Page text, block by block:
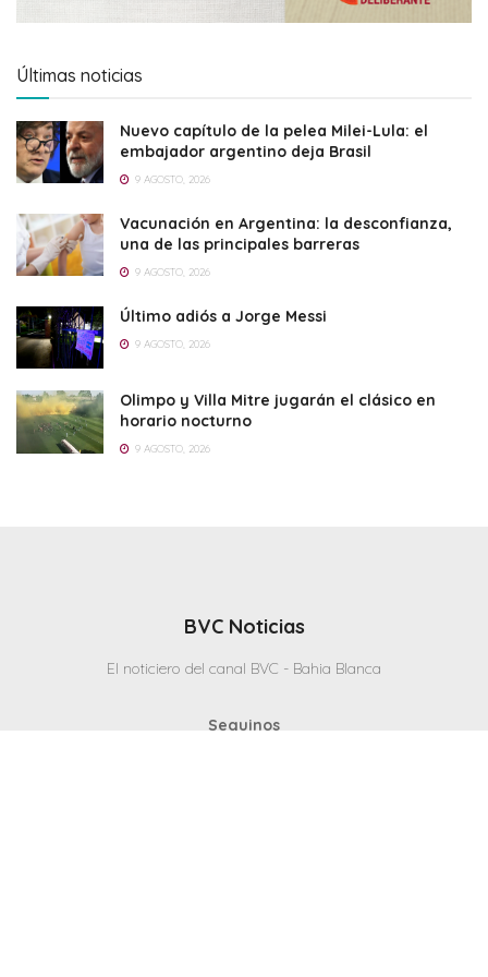
Últimas noticias
Nuevo capítulo de la pelea Milei-Lula: el
embajador argentino deja Brasil
9 AGOSTO, 2026
Vacunación en Argentina: la desconfianza,
una de las principales barreras
9 AGOSTO, 2026
Último adiós a Jorge Messi
9 AGOSTO, 2026
Olimpo y Villa Mitre jugarán el clásico en
horario nocturno
9 AGOSTO, 2026
BVC Noticias
El noticiero del canal BVC - Bahia Blanca
Seguinos